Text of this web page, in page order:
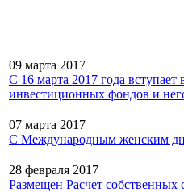
09 марта 2017
С 16 марта 2017 года
инвестиционных фондов и
07 марта 2017
С Международным женским
28 февраля 2017
Размещен Расчет собственных